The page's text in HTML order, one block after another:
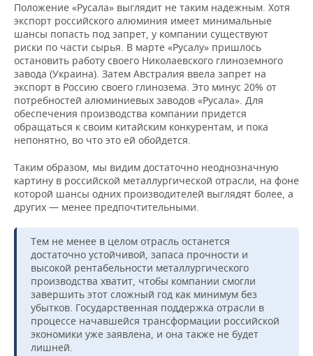
Положение «Русала» выглядит не таким надежным. Хотя
экспорт российского алюминия имеет минимальные
шансы попасть под запрет, у компании существуют
риски по части сырья. В марте «Русалу» пришлось
остановить работу своего Николаевского глиноземного
завода (Украина). Затем Австралия ввела запрет на
экспорт в Россию своего глинозема. Это минус 20% от
потребностей алюминиевых заводов «Русала». Для
обеспечения производства компании придется
обращаться к своим китайским конкурентам, и пока
непонятно, во что это ей обойдется.
Таким образом, мы видим достаточно неоднозначную
картину в российской металлургической отрасли, на фоне
которой шансы одних производителей выглядят более, а
других — менее предпочтительными.
Тем не менее в целом отрасль останется
достаточно устойчивой, запаса прочности и
высокой рентабельности металлургического
производства хватит, чтобы компании смогли
завершить этот сложный год как минимум без
убытков. Государственная поддержка отрасли в
процессе начавшейся трансформации российской
экономики уже заявлена, и она также не будет
лишней.